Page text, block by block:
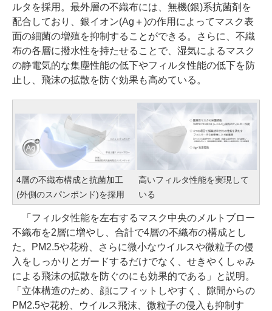
ルタを採用。最外層の不織布には、無機(銀)系抗菌剤を
配合しており、銀イオン(Ag＋)の作用によってマスク表
面の細菌の増殖を抑制することができる。さらに、不織
布の各層に撥水性を持たせることで、湿気によるマスク
の静電気的な集塵性能の低下やフィルタ性能の低下を防
止し、飛沫の拡散を防ぐ効果も高めている。
4層の不織布構成と抗菌加工
(外側のスパンボンド)を採用
高いフィルタ性能を実現して
いる
「フィルタ性能を左右するマスク中央のメルトブロー
不織布を2層に増やし、合計で4層の不織布の構成とし
た。PM2.5や花粉、さらに微小なウイルスや微粒子の侵
入をしっかりとガードするだけでなく、せきやくしゃみ
による飛沫の拡散を防ぐのにも効果的である」と説明。
「立体構造のため、顔にフィットしやすく、隙間からの
PM2.5や花粉、ウイルス飛沫、微粒子の侵入も抑制す